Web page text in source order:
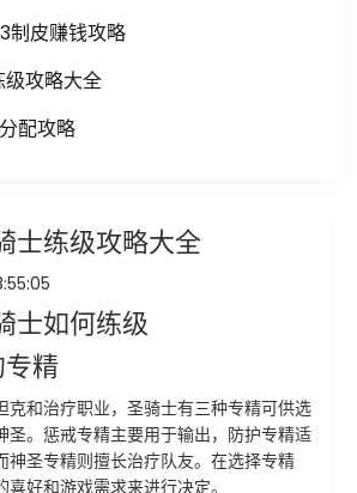
制皮赚钱攻略
攻略大全
配攻略
士练级攻略大全
士如何练级
专精
克和治疗职业，圣骑士有三种专精可供选
圣。惩戒专精主要用于输出，防护专精适
神圣专精则擅长治疗队友。在选择专精
好和游戏需求来进行决定。